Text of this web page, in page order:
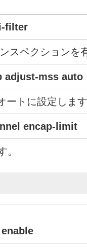
filter
スペクションを
adjust-mss auto
ートに設定しま
encap-limit
。